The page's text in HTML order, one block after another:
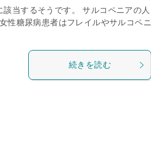
当するそうです。 サルコペニアの人
性糖尿病患者はフレイルやサルコペニ
続きを読む